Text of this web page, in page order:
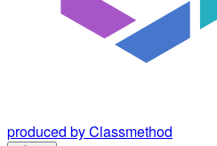
produced by Classmethod